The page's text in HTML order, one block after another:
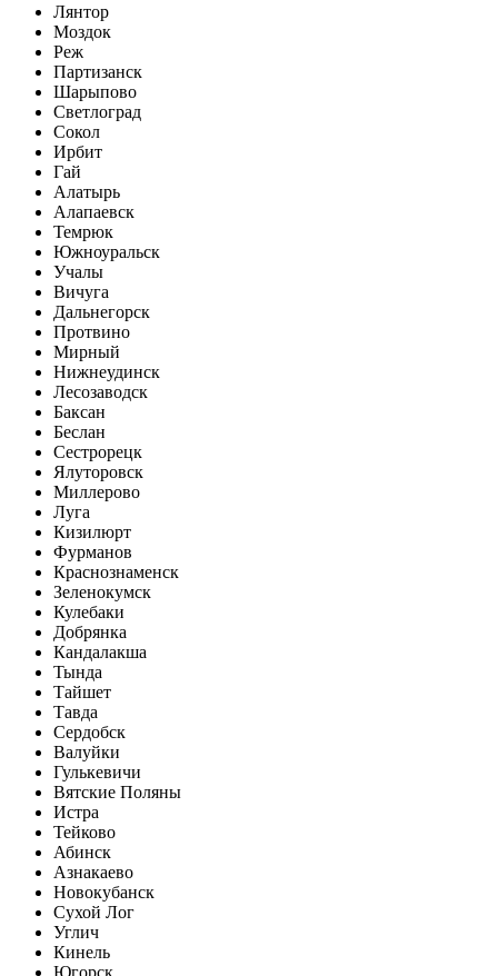
Лянтор
Моздок
Реж
Партизанск
Шарыпово
Светлоград
Сокол
Ирбит
Гай
Алатырь
Алапаевск
Темрюк
Южноуральск
Учалы
Вичуга
Дальнегорск
Протвино
Мирный
Нижнеудинск
Лесозаводск
Баксан
Беслан
Сестрорецк
Ялуторовск
Миллерово
Луга
Кизилюрт
Фурманов
Краснознаменск
Зеленокумск
Кулебаки
Добрянка
Кандалакша
Тында
Тайшет
Тавда
Сердобск
Валуйки
Гулькевичи
Вятские Поляны
Истра
Тейково
Абинск
Азнакаево
Новокубанск
Сухой Лог
Углич
Кинель